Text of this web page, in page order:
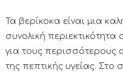
Τα βερίκοκα είναι μια
συνολική περιεκτικότητα
για τους
της πεπτικής υγείας. Στο